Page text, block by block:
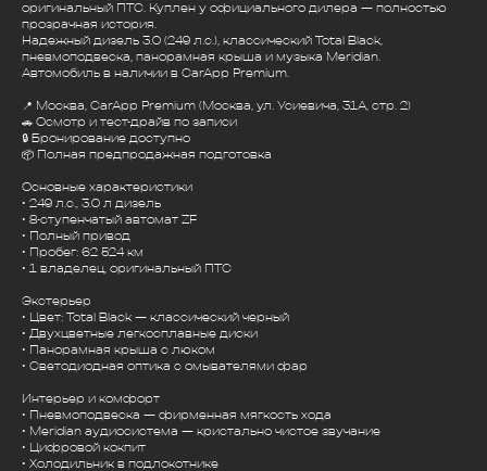
оригинальный ПТС. Куплен у официального дилера — полностью
прозрачная история.
Надежный дизель 3.0 (249 л.с.), классический Total Black,
пневмоподвеска, панорамная крыша и музыка Meridian.
Автомобиль в наличии в CarApp Premium.
📍 Москва, CarApp Premium (Москва, ул. Усиевича, 31А, стр. 2)
🚗 Осмотр и тест-драйв по записи
🔒 Бронирование доступно
📦 Полная предпродажная подготовка
Основные характеристики
• 249 л.с., 3.0 л дизель
• 8-ступенчатый автомат ZF
• Полный привод
• Пробег: 62 524 км
• 1 владелец, оригинальный ПТС
Экстерьер
• Цвет: Total Black — классический черный
• Двухцветные легкосплавные диски
• Панорамная крыша с люком
• Светодиодная оптика с омывателями фар
Интерьер и комфорт
• Пневмоподвеска — фирменная мягкость хода
• Meridian аудиосистема — кристально чистое звучание
• Цифровой кокпит
• Холодильник в подлокотнике